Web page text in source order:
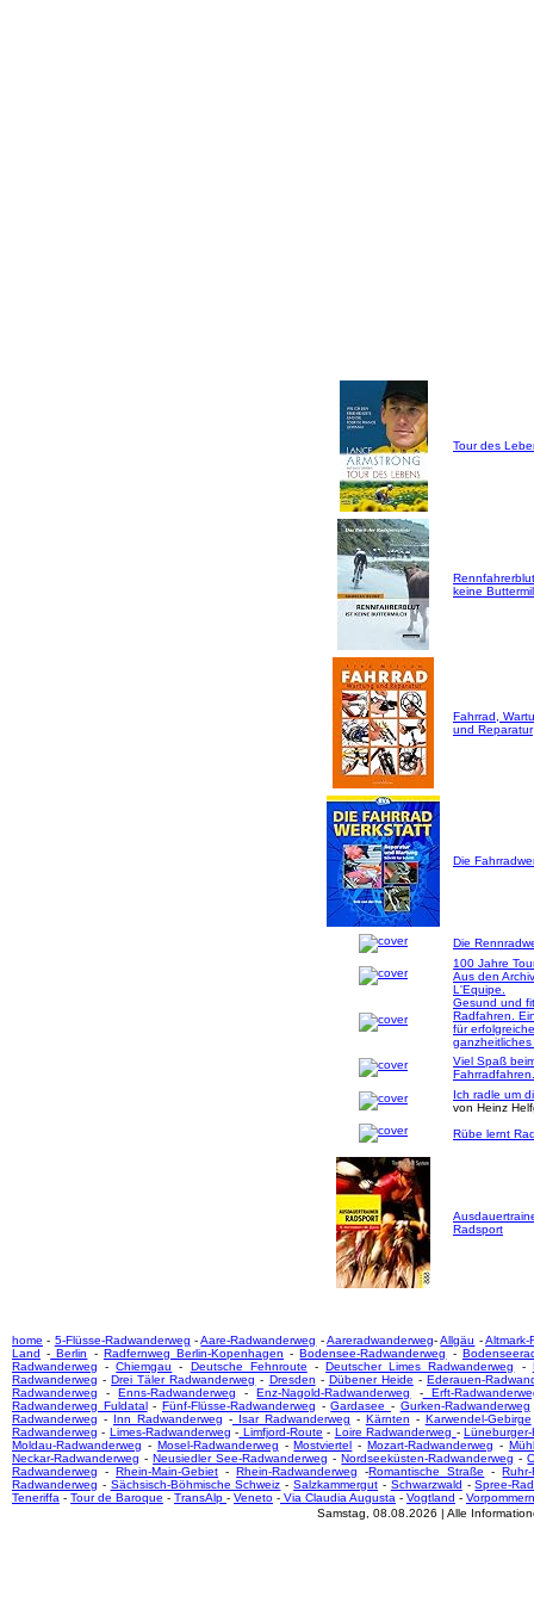
Tour des
keine
Fahrrad,
und Reparatur
Die
Die
100 Jahre
Aus den
L'Equipe.
Gesund und
Radfahren.
für
Viel Spaß
Fahrradfahren.
Ich radle um
von Heinz
Rübe lernt
Radsport
home - 5-Flüsse-Radwanderweg -Aare-Radwanderweg -Aareradwanderweg-Allgäu -Altmark-
Land - Berlin - Radfernweg Berlin-Kopenhagen -Bodensee-Radwanderweg -
Radwanderweg -Chiemgau - Deutsche Fehnroute -Deutscher Limes Radwanderweg -
Radwanderweg -Drei Täler Radwanderweg - Dresden - Dübener Heide -Ederauen-
Radwanderweg -Enns-Radwanderweg -Enz-Nagold-Radwanderweg -Erft-
Radwanderweg Fuldatal- Fünf-Flüsse-Radwanderweg -Gardasee - Gurken-Radwanderweg
Radwanderweg - Inn Radwanderweg -Isar Radwanderweg - Kärnten - Karwendel-Gebirge
Radwanderweg - Limes-Radwanderweg - Limfjord-Route - Loire Radwanderweg -
Moldau-Radwanderweg - Mosel-Radwanderweg -Mostviertel -Mozart-Radwanderweg -
Neckar-Radwanderweg -Neusiedler See-Radwanderweg -Nordseeküsten-Radwanderweg -
Radwanderweg -Rhein-Main-Gebiet -Rhein-Radwanderweg -Romantische Straße -
Radwanderweg - Sächsisch-Böhmische Schweiz -Salzkammergut - Schwarzwald -Spree-
Teneriffa - Tour de Baroque - TransAlp - Veneto - Via Claudia Augusta - Vogtland - Vorpommern
Samstag, 08.08.2026 | Alle